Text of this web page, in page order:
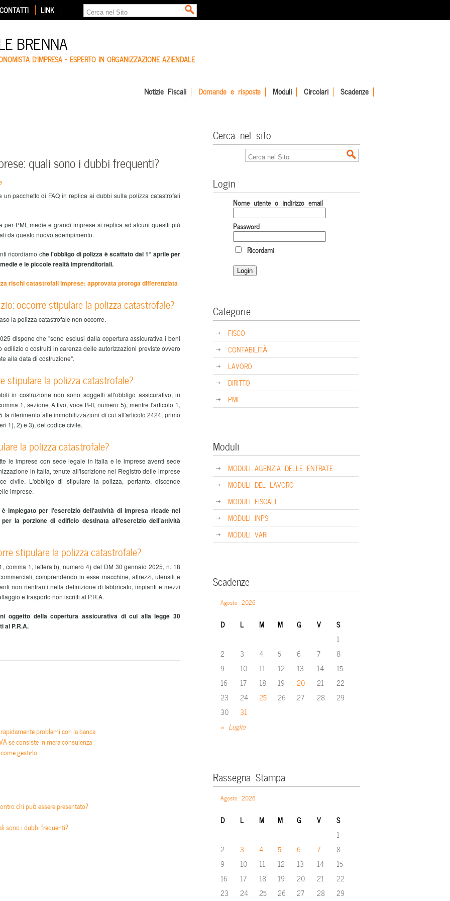
CONTATTI LINK
BRENNA
D'IMPRESA – ESPERTO IN ORGANIZZAZIONE AZIENDALE
Notizie Fiscali Domande e risposte Moduli Circolari Scadenze
quali sono i dubbi frequenti?
pacchetto di FAQ in replica ai dubbi sulla polizza catastrofali
per PMI, medie e grandi imprese si replica ad alcuni quesiti più
da questo nuovo adempimento.
ricordiamo che l'obbligo di polizza è scattato dal 1° aprile per
e le piccole realtà imprenditoriali.
rischi catastrofali imprese: approvata proroga differenziata
occorre stipulare la polizza catastrofale?
la polizza catastrofale non occorre.
dispone che "sono esclusi dalla copertura assicurativa i beni
o costruiti in carenza delle autorizzazioni previste ovvero
alla data di costruzione".
stipulare la polizza catastrofale?
in costruzione non sono soggetti all'obbligo assicurativo, in
1, sezione Attivo, voce B-II, numero 5), mentre l'articolo 1,
fa riferimento alle immobilizzazioni di cui all'articolo 2424, primo
1), 2) e 3), del codice civile.
la polizza catastrofale?
le imprese con sede legale in Italia e le imprese aventi sede
in Italia, tenute all'iscrizione nel Registro delle imprese
civile. L'obbligo di stipulare la polizza, pertanto, discende
imprese.
impiegato per l'esercizio dell'attività di impresa ricade nel
la porzione di edificio destinata all'esercizio dell'attività
stipulare la polizza catastrofale?
comma 1, lettera b), numero 4) del DM 30 gennaio 2025, n. 18
comprendendo in esse macchine, attrezzi, utensili e
non rientranti nella definizione di fabbricato, impianti e mezzi
e trasporto non iscritti al P.R.A.
oggetto della copertura assicurativa di cui alla legge 30
al P.R.A.
problemi con la banca
se consiste in mera consulenza
gestirlo
chi può essere presentato?
sono i dubbi frequenti?
Cerca nel sito
Login
Nome utente o indirizzo email
Password
Ricordami
Categorie
FISCO
CONTABILITÀ
LAVORO
DIRITTO
PMI
Moduli
MODULI AGENZIA DELLE ENTRATE
MODULI DEL LAVORO
MODULI FISCALI
MODULI INPS
MODULI VARI
Scadenze
Agosto 2026
D L M M G V S
« Luglio
1
2
3 4 5 6 7
8
9
10 11 12 13 14
15
16
17 18 19 20 21
22
23
24 25 26 27 28
29
30
31
Rassegna Stampa
Agosto 2026
D L M M G V
S
1
2
3 4 5 6 7
8
9
10 11 12 13 14
15
16
17 18 19 20 21
22
23
24 25 26 27 28 29